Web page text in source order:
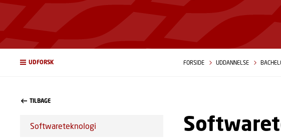
UDFORSK FORSIDE UDDANNELSE
TILBAGE
Softwareteknologi